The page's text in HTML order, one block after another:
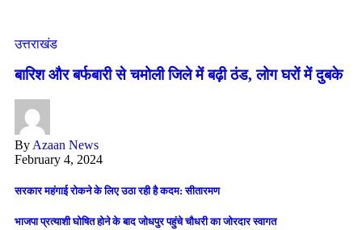
उत्तराखंड
बारिश और बर्फबारी से चमोली जिले में बढ़ी ठंड, लोग घरों में दुबके
By Azaan News
February 4, 2024
सरकार महंगाई रोकने के लिए उठा रही है कदम: सीतारमण
भाजपा प्रत्याशी घोषित होने के बाद जोधपुर पहुंचे चौधरी का जोरदार स्वागत